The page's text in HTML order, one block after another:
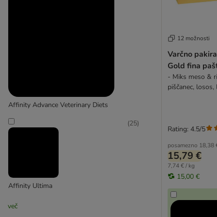
GranataPet
GRAU
IAMS
Josera
Affinity Advance Veterinary Diets
Affinity Ultima
(25)
več
12 možnosti
Varčno
Gold fina
- Miks meso &
piščanec, losos,
posamezno 18,38
15,79 €
7,74 € / kg
15,00 €
Rating: 4.5/5